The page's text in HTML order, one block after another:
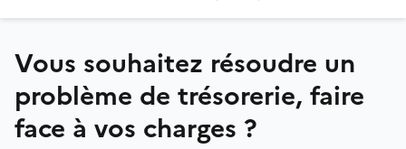
Vous souhaitez résoudre un
problème de trésorerie, faire
face à vos charges ?